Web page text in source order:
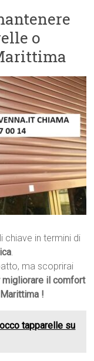
o
chiave in termini di
.
ma scoprirai
il comfort
!
tapparelle su